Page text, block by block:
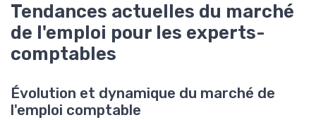
Tendances actuelles du marché
de l'emploi pour les experts-
comptables
Évolution et dynamique du marché de
l'emploi comptable